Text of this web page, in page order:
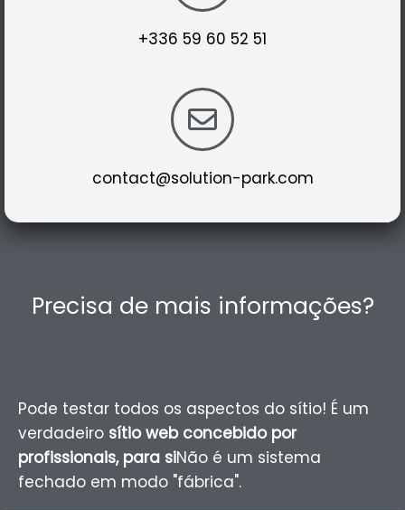
Precisa de mais informações?
Pode testar todos os aspectos do sítio! É um
verdadeiro sítio web concebido por
profissionais, para siNão é um sistema
fechado em modo "fábrica".
+336 59 60 52 51
contact@solution-park.com